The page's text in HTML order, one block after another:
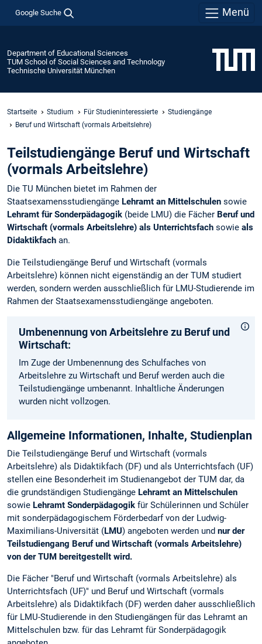
Google Suche Menü
Department of Educational Sciences
TUM School of Social Sciences and Technology
Technische Universität München
Startseite Studium Für Studieninteressierte
Studiengänge
Beruf und Wirtschaft (vormals Arbeitslehre)
Teilstudiengänge Beruf und Wirtschaft
(vormals Arbeitslehre)
Die TU München bietet im Rahmen der
Staatsexamensstudiengänge Lehramt an Mittelschulen sowie
Lehramt für Sonderpädagogik (beide LMU) die Fächer Beruf und
Wirtschaft (vormals Arbeitslehre) als Unterrichtsfach sowie als
Didaktikfach an.
Die Teilstudiengänge Beruf und Wirtschaft (vormals
Arbeitslehre) können nicht eigenständig an der TUM studiert
werden, sondern werden ausschließlich für LMU-Studierende im
Rahmen der Staatsexamensstudiengänge angeboten.
Umbenennung von Arbeitslehre zu Beruf und
Wirtschaft:
Im Zuge der Umbenennung des Schulfaches von
Arbeitslehre zu Wirtschaft und Beruf werden auch die
Teilstudiengänge umbenannt. Inhaltliche Änderungen
wurden nicht vollzogen.
Allgemeine Informationen, Inhalte, Studienplan
Die Teilstudiengänge Beruf und Wirtschaft (vormals
Arbeitslehre) als Didaktikfach (DF) und als Unterrichtsfach (UF)
stellen eine Besonderheit im Studienangebot der TUM dar, da
die grundständigen Studiengänge Lehramt an Mittelschulen
sowie Lehramt Sonderpädagogik für Schülerinnen und Schüler
mit sonderpädagogischem Förderbedarf von der Ludwig-
Maximilians-Universität (LMU) angeboten werden und nur der
Teilstudiengang Beruf und Wirtschaft (vormals Arbeitslehre)
von der TUM bereitgestellt wird.
Die Fächer "Beruf und Wirtschaft (vormals Arbeitslehre) als
Unterrichtsfach (UF)" und Beruf und Wirtschaft (vormals
Arbeitslehre) als Didaktikfach (DF) werden daher ausschließlich
für LMU-Studierende in den Studiengängen für das Lehramt an
Mittelschulen bzw. für das Lehramt für Sonderpädagogik